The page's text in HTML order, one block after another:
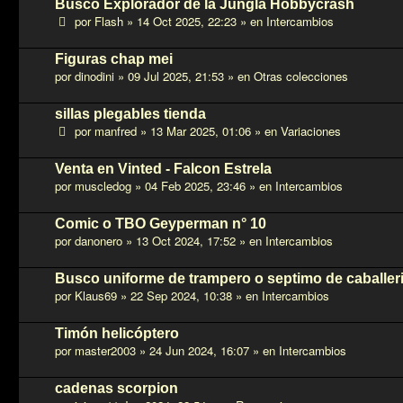
Busco Explorador de la Jungla Hobbycrash
por Flash » 14 Oct 2025, 22:23 » en Intercambios
Figuras chap mei
pordinodini » 09 Jul 2025, 21:53 » en Otras colecciones
sillas plegables tienda
por manfred » 13 Mar 2025, 01:06 » en Variaciones
Venta en Vinted - Falcon Estrela
por muscledog » 04 Feb 2025, 23:46 » en Intercambios
Comic o TBO Geyperman n° 10
pordanonero » 13 Oct 2024, 17:52 » en Intercambios
Busco uniforme de trampero o septimo de
por Klaus69 » 22 Sep 2024, 10:38 » en Intercambios
Timón helicóptero
por master2003 » 24 Jun 2024, 16:07 » en Intercambios
cadenas scorpion